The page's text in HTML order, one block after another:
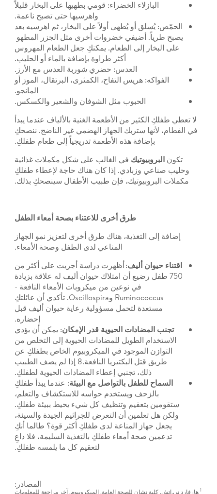
البازلاء الخضراء: قومي بطهيها على البخار قليلاً
واهرسيها حتى تصبح ناعمة.
الحمّص: يُسلق أو يُطهى أولاً على البخار، ثم اهرسيه بعد
يصبح طرياً. أضيفي خضروات أخرى مثل الجزر المطهو ​​
على البخار إلى الطعام. يمكنكِ جعل الطعام المهروس
أكثر طراوة بإضافة بالماء أو الحليب.
العدس: حضري شوربة العدس مع الأرز.
الفواكه: هريس التفاح، الكمثرى، البرتقال، الموز أو
المانجو.
الحبوب مثل الشوفان والشعير والكسكس.
لا تعطي طفلكِ الكثير من الأطعمة الغنية بالألياف عندما يبدأ
في الفطام، لأنها ستربك الجهاز الهضمي غير الناضج. ننصحكِ
بإضافة هذه الأطعمة تدريجياً إلى طعام طفلكِ.
تكون البروبيوتيك في الغالب على شكل مكملات غذائية
وحليب صناعي وزبادي. إذا كان هناك حاجة لإعطاء طفلكِ
مكملات البروبيوتيك، فإن طبيب الأطفال سينصحكِ بذلك.
طرق أخرى للاعتناء بصحة أمعاء الطفل
إضافة إلى التغذية، هناك طرق أخرى لتعزيز نمو الجهاز
المناعي لدى الطفل وصحة الأمعاء.
اقتناء حيوان أليف: أظهرت دراسة أجريت على أكثر من
750 طفل رضيع أن امتلاك حيوان أليف له علاقة بزيادة
في نوعين من ميكروبات الأمعاء النافعة -
Ruminococcus وOscillospira. تأكدي أن عائلتكِ
مستعدة لتحمل مسؤولية رعاية حيوان أليف قبل
إحضاره.
تجنب المضادات الحيوية قدر الإمكان: يمكن أن يؤدي
الاستخدام الطويل للمضادات الحيوية إلى التخلص من
التوازن الموجود في الميكروبيوم الخاص بطفلكِ عن
طريق قتل البكتيريا النافعة.8 إذا لم يصف الطبيب
ذلك، تجنبي إعطاء المضادات الحيوية لطفلكِ.
السماح للطفل بالتواصل مع البيئة: عندما يبدأ طفلكِ
بالزحف ويستخدم حواسه للاستكشاف والتعلم،
ستقومين بتعقيم وتنظيف كل شيء يحيط ببيئة طفلكِ.
ولكن هل تعلمين أن التعرض للجراثيم الجيدة والسيئة،
يجعل جهاز المناعة لدى طفلكِ أكثر قوة؟ طالما أنكِ
تدعمين صحة أمعاء طفلكِ بالتغذية السليمة، فلا داعِ
لتعقيم كل ما يلمسه طفلكِ.
المصادر:
1 هارفارد تي.إتش. كلية تشان للصحة العامة. الميكروبيوم. آخر مراجعة للمعلومات